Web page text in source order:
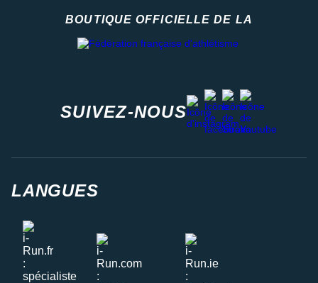
BOUTIQUE OFFICIELLE DE LA
SUIVEZ-NOUS
instagram
facebook
stravayoutube
LANGUES